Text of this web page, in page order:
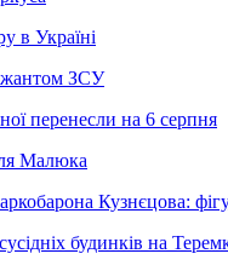
в Україні
ЗСУ
перенесли на 6 серпня
Малюка
Кузнєцова:
будинків на